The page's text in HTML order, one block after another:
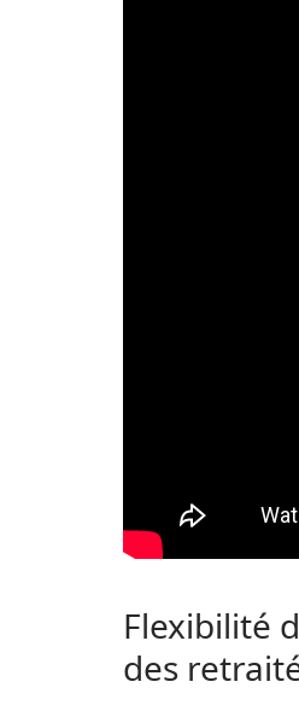
Flexibilité
des